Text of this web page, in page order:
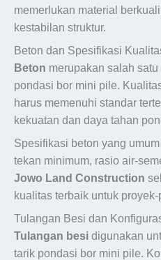
memerlukan material
kestabilan struktur.
Beton dan Spesifikasi
Beton merupakan salah
pondasi bor mini pile.
harus memenuhi standar
kekuatan dan daya tahan
Spesifikasi beton yang
tekan minimum, rasio air-
Jowo Land Construction
kualitas terbaik untuk
Tulangan Besi dan
Tulangan besi digunakan
tarik pondasi bor mini pile.